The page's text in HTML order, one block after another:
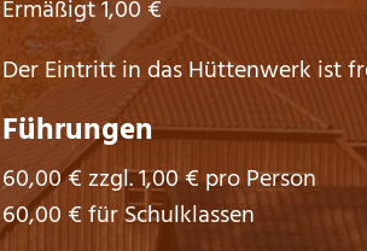
Ermäßigt 1,00 €
Der Eintritt in das Hüttenwerk ist
Führungen
60,00 € zzgl. 1,00 € pro Person
60,00 € für Schulklassen